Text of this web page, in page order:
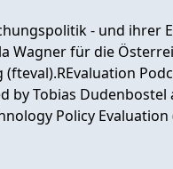
- und ihrer
Wagner für die
by Tobias Dudenbostel
Policy Evaluation